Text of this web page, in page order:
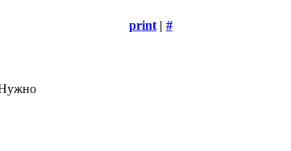
print | #
Нужно